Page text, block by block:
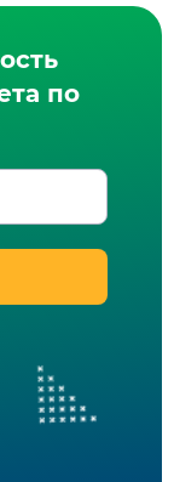
по